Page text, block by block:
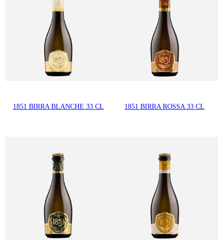
1851 BIRRA BLANCHE 33 CL 1851 BIRRA ROSSA 33 CL